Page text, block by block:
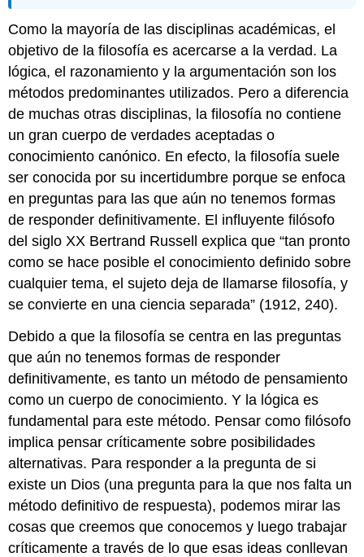
debate
CONEXIONES
El
de
la
razón
para
descubrir
la
verdad
Hipótesis
de
prueba
Leyes
de
la
Nocontradicción
El
Medio
Normatividad
en
Lógica
Como la mayoría de las disciplinas académicas, el
objetivo de la filosofía es acercarse a la verdad. La
lógica, el razonamiento y la argumentación son los
métodos predominantes utilizados. Pero a diferencia
de muchas otras disciplinas, la filosofía no contiene
un gran cuerpo de verdades aceptadas o
conocimiento canónico. En efecto, la filosofía suele
ser conocida por su incertidumbre porque se enfoca
en preguntas para las que aún no tenemos formas
de responder definitivamente. El influyente filósofo
del siglo XX Bertrand Russell explica que “tan pronto
como se hace posible el conocimiento definido sobre
cualquier tema, el sujeto deja de llamarse filosofía, y
se convierte en una ciencia separada” (1912, 240).
Debido a que la filosofía se centra en las preguntas
que aún no tenemos formas de responder
definitivamente, es tanto un método de pensamiento
como un cuerpo de conocimiento. Y la lógica es
fundamental para este método. Pensar como filósofo
implica pensar críticamente sobre posibilidades
alternativas. Para responder a la pregunta de si
existe un Dios (una pregunta para la que nos falta un
método definitivo de respuesta), podemos mirar las
cosas que creemos que conocemos y luego trabajar
críticamente a través de lo que esas ideas conllevan